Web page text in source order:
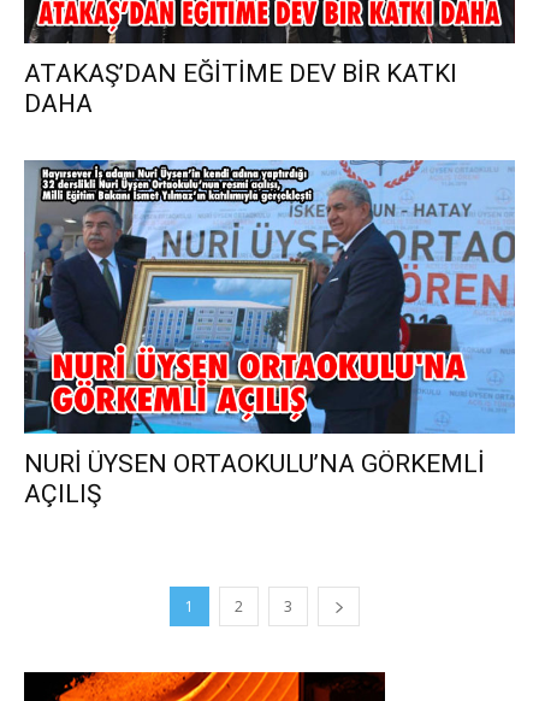
ATAKAŞ’DAN EĞİTİME DEV BİR KATKI
DAHA
NURİ ÜYSEN ORTAOKULU’NA GÖRKEMLİ
AÇILIŞ
1 2 3